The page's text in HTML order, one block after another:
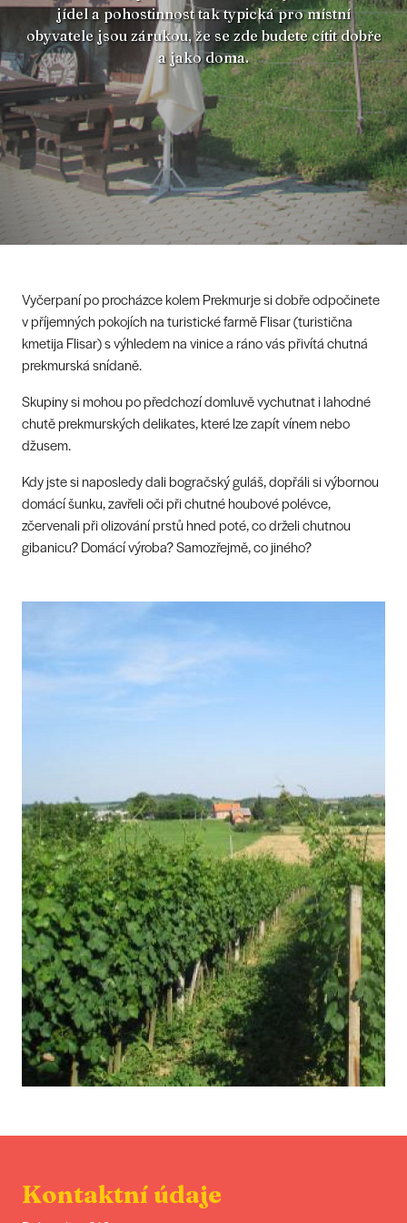
jídel a pohostinnost tak typická pro místní
obyvatele jsou zárukou, že se zde budete cítit dobře
a jako doma.
Vyčerpaní po procházce kolem Prekmurje si dobře odpočinete
v příjemných pokojích na turistické farmě Flisar (turistična
kmetija Flisar) s výhledem na vinice a ráno vás přivítá chutná
prekmurská snídaně.
Skupiny si mohou po předchozí domluvě vychutnat i lahodné
chutě prekmurských delikates, které lze zapít vínem nebo
džusem.
Kdy jste si naposledy dali bogračský guláš, dopřáli si výbornou
domácí šunku, zavřeli oči při chutné houbové polévce,
zčervenali při olizování prstů hned poté, co drželi chutnou
gibanicu? Domácí výroba? Samozřejmě, co jiného?
Kontaktní údaje